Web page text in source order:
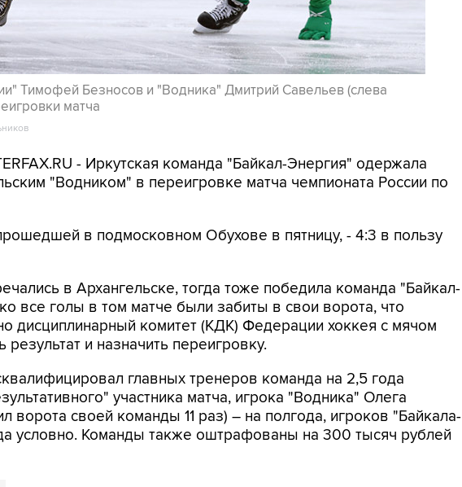
Тимофей Безносов и "Водника" Дмитрий Савельев (слева
матча
- Иркутская команда "Байкал-Энергия" одержала
"Водником" в переигровке матча чемпионата России по
в подмосковном Обухове в пятницу, - 4:3 в пользу
в Архангельске, тогда тоже победила команда "Байкал-
все голы в том матче были забиты в свои ворота, что
дисциплинарный комитет (КДК) Федерации хоккея с мячом
результат и назначить переигровку.
главных тренеров команда на 2,5 года
участника матча, игрока "Водника" Олега
ворота своей команды 11 раз) – на полгода, игроков "Байкала-
условно. Команды также оштрафованы на 300 тысяч рублей